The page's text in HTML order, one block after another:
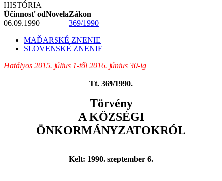
HISTÓRIA
Účinnosť odNovelaZákon
06.09.1990
369/1990
MAĎARSKÉ ZNENIE
SLOVENSKÉ ZNENIE
Hatályos 2015. július 1-től 2016. június 30-ig
Tt. 369/1990.
Törvény
A KÖZSÉGI
ÖNKORMÁNYZATOKRÓL
Kelt: 1990. szeptember 6.